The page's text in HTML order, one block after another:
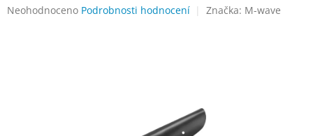
Průměrné
Neohodnoceno Podrobnosti hodnocení Značka: M-wave